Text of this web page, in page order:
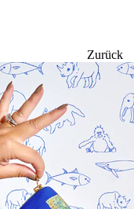
Zurück